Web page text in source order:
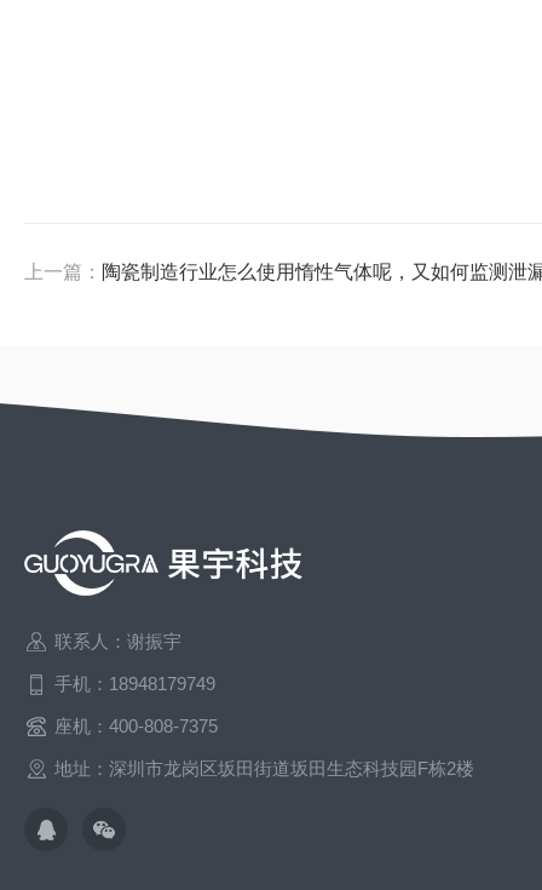
上一篇： 陶瓷制造行业怎么使用惰性气体呢，又如何监测泄
联系人：谢振宇
手机：18948179749
座机：400-808-7375
地址：深圳市龙岗区坂田街道坂田生态科技园F栋2楼